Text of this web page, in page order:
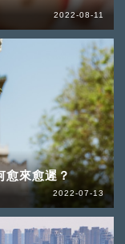
2022-08-11
愈來愈遲？
2022-07-13